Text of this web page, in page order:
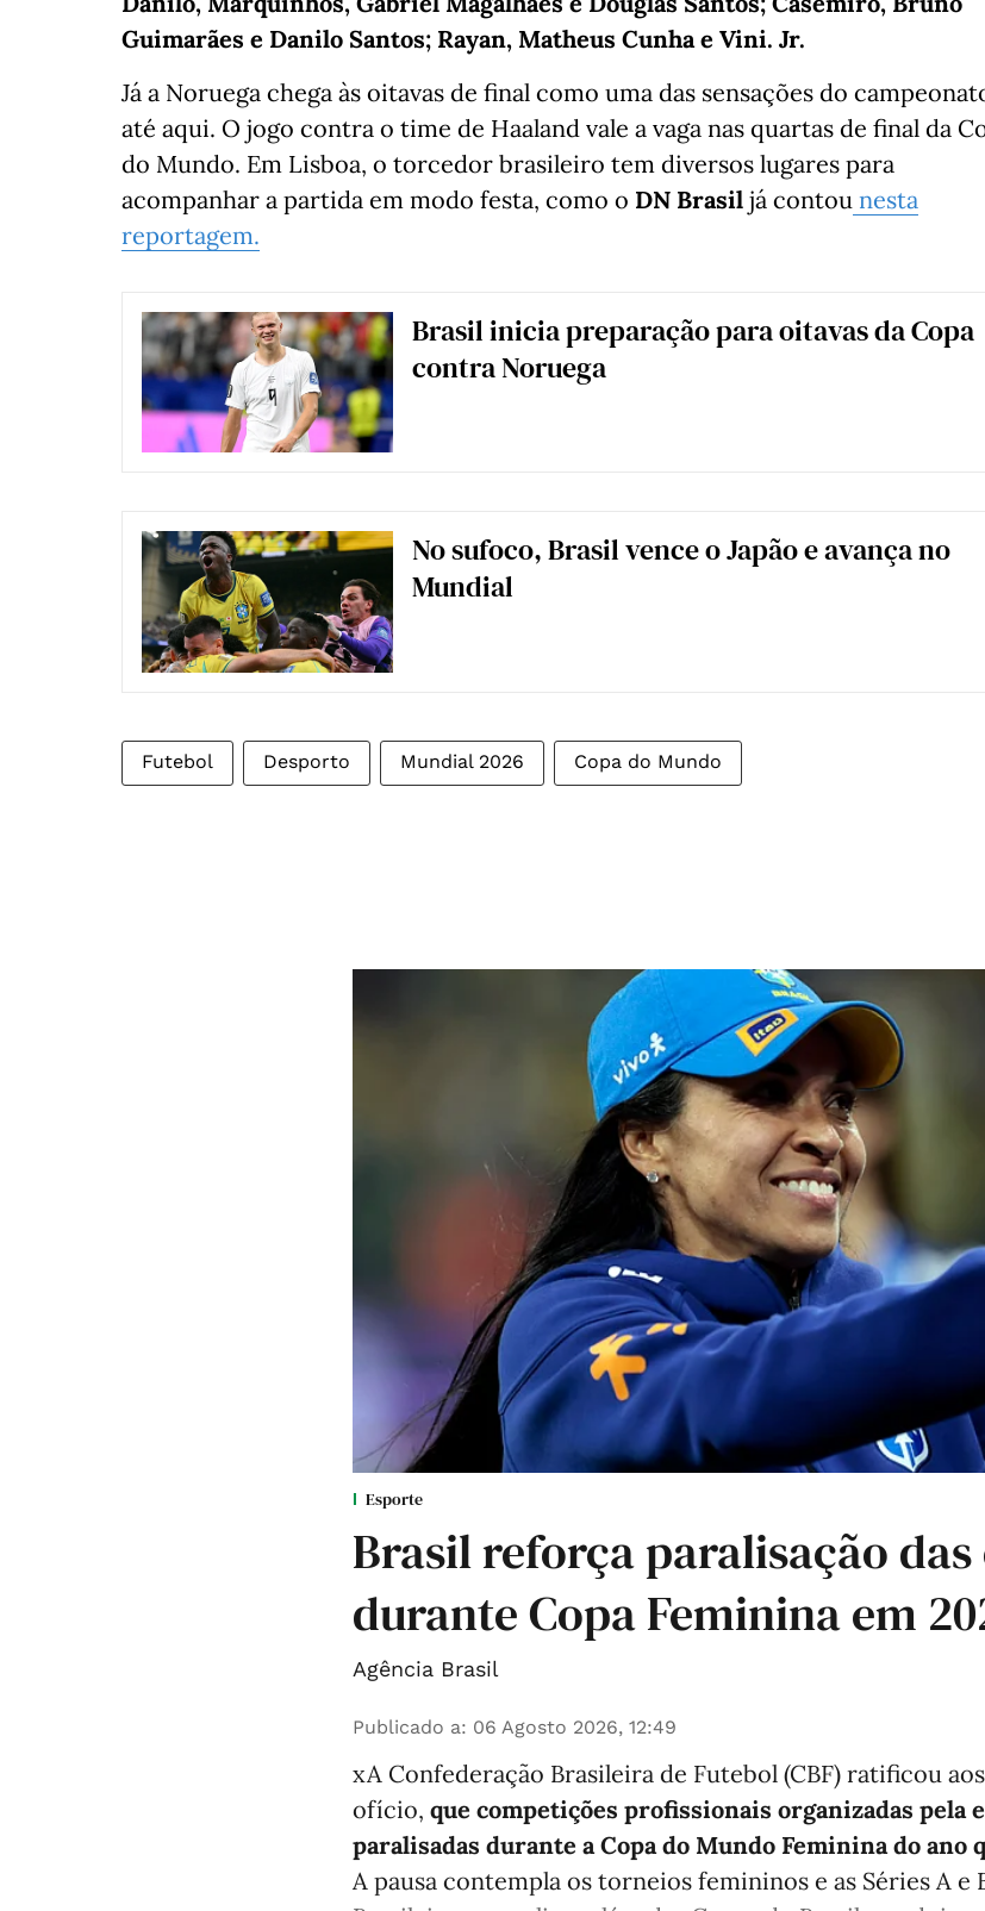
Guimarães e Danilo Santos; Rayan, Matheus Cunha e Vini. Jr.
Já a Noruega chega às oitavas de final como uma das sensações do
até aqui. O jogo contra o time de Haaland vale a vaga nas quartas de final da
do Mundo. Em Lisboa, o torcedor brasileiro tem diversos lugares para
acompanhar a partida em modo festa, como o DN Brasil já contou nesta
reportagem.
Brasil inicia preparação para oitavas da Copa
contra Noruega
No sufoco, Brasil vence o Japão e avança no
Mundial
Futebol Desporto Mundial 2026 Copa do Mundo
Esporte
Brasil reforça paralisação
durante Copa Feminina em
Agência Brasil
Publicado a: 06 Agosto 2026, 12:49
xA Confederação Brasileira de Futebol (CBF) ratificou
ofício, que competições profissionais organizadas pela
paralisadas durante a Copa do Mundo Feminina do ano
A pausa contempla os torneios femininos e as Séries A e